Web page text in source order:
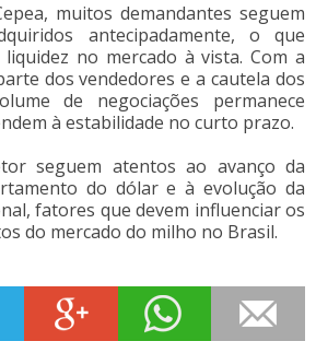
muitos demandantes seguem
antecipadamente, o que
no mercado à vista. Com a
dos vendedores e a cautela dos
de negociações permanece
à estabilidade no curto prazo.
seguem atentos ao avanço da
do dólar e à evolução da
fatores que devem influenciar os
do mercado do milho no Brasil.